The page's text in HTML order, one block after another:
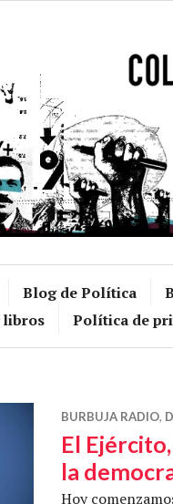
Blog de Política
libros
Política de
BURBUJA RADIO,
El
la
Hoy